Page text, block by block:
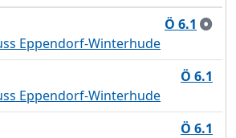
Ö 6.1
Eppendorf-Winterhude
Ö 6.1
Eppendorf-Winterhude
Ö 6.1